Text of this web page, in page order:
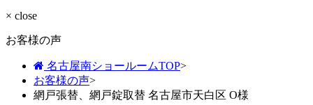
× close
お客様の声
名古屋南ショールームTOP>
お客様の声>
網戸張替、網戸錠取替 名古屋市天白区 O様